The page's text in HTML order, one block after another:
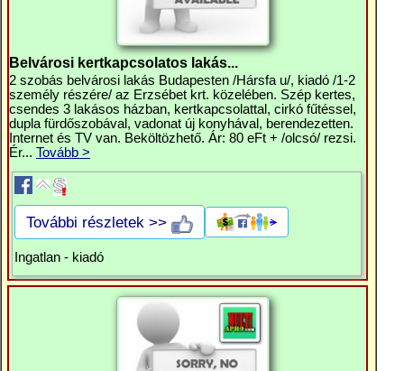
Belvárosi kertkapcsolatos lakás...
2 szobás belvárosi lakás Budapesten /Hársfa u/, kiadó /1-2
személy részére/ az Erzsébet krt. közelében. Szép kertes,
csendes 3 lakásos házban, kertkapcsolattal, cirkó fűtéssel,
dupla fürdőszobával, vadonat új konyhával, berendezetten.
Internet és TV van. Beköltözhető. Ár: 80 eFt + /olcsó/ rezsi.
Ér... Tovább >
További részletek >>
Ingatlan - kiadó